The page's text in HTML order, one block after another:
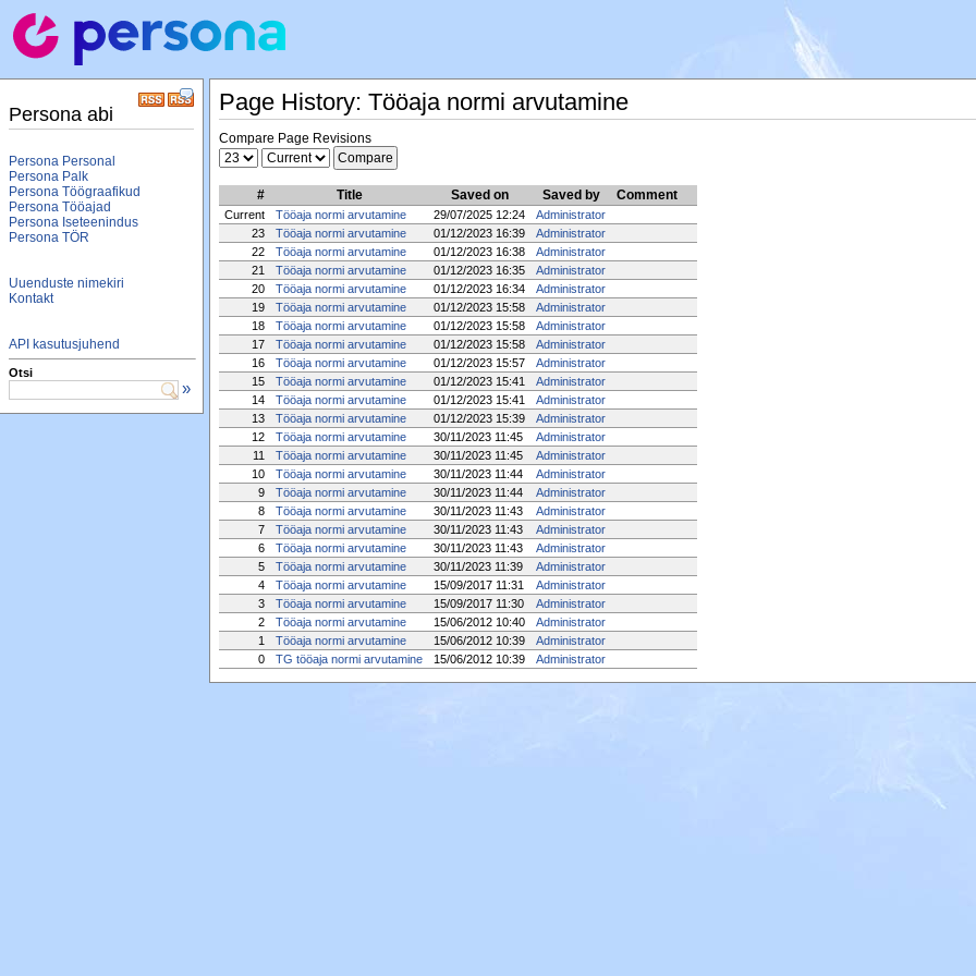
Persona abi
Persona Personal
Persona Palk
Persona Töögraafikud
Persona Tööajad
Persona Iseteenindus
Persona TÖR
Uuenduste nimekiri
Kontakt
API kasutusjuhend
Otsi
»
Page History: Tööaja normi arvutamine
Compare Page Revisions
# Title Saved on Saved by Comment
Current Tööaja normi arvutamine 29/07/2025 12:24
Administrator
23
Tööaja normi arvutamine 01/12/2023 16:39
Administrator
22
Tööaja normi arvutamine 01/12/2023 16:38
Administrator
21
Tööaja normi arvutamine 01/12/2023 16:35
Administrator
20
Tööaja normi arvutamine 01/12/2023 16:34
Administrator
19
Tööaja normi arvutamine 01/12/2023 15:58
Administrator
18
Tööaja normi arvutamine 01/12/2023 15:58
Administrator
17
Tööaja normi arvutamine 01/12/2023 15:58
Administrator
16
Tööaja normi arvutamine 01/12/2023 15:57
Administrator
15
Tööaja normi arvutamine 01/12/2023 15:41
Administrator
14
Tööaja normi arvutamine 01/12/2023 15:41
Administrator
13
Tööaja normi arvutamine 01/12/2023 15:39
Administrator
12
Tööaja normi arvutamine 30/11/2023 11:45
Administrator
11
Tööaja normi arvutamine 30/11/2023 11:45
Administrator
10
Tööaja normi arvutamine 30/11/2023 11:44
Administrator
9
Tööaja normi arvutamine 30/11/2023 11:44
Administrator
8
Tööaja normi arvutamine 30/11/2023 11:43
Administrator
7
Tööaja normi arvutamine 30/11/2023 11:43
Administrator
6
Tööaja normi arvutamine 30/11/2023 11:43
Administrator
5
Tööaja normi arvutamine 30/11/2023 11:39
Administrator
4
Tööaja normi arvutamine 15/09/2017 11:31
Administrator
3
Tööaja normi arvutamine 15/09/2017 11:30
Administrator
2
Tööaja normi arvutamine 15/06/2012 10:40
Administrator
1
Tööaja normi arvutamine 15/06/2012 10:39
Administrator
0
TG tööaja normi arvutamine 15/06/2012 10:39 Administrator